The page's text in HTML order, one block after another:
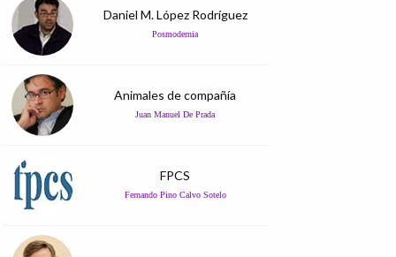
Daniel M. López Rodríguez
Posmodernia
Animales de compañía
Juan Manuel De Prada
FPCS
Fernando Pino Calvo Sotelo